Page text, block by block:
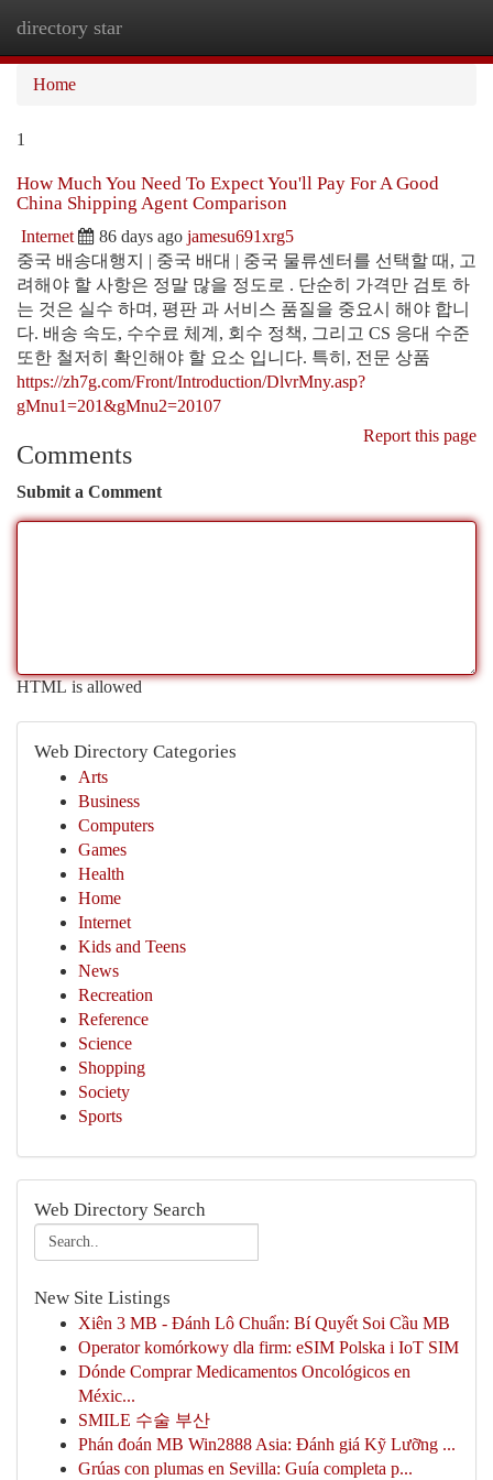
directory star
Home
1
How Much You Need To Expect You'll Pay For A Good
China Shipping Agent Comparison
Internet 86 days ago jamesu691xrg5
중국 배송대행지 | 중국 배대 | 중국 물류센터를 선택할 때, 고
려해야 할 사항은 정말 많을 정도로 . 단순히 가격만 검토 하
는 것은 실수 하며, 평판 과 서비스 품질을 중요시 해야 합니
다. 배송 속도, 수수료 체계, 회수 정책, 그리고 CS 응대 수준
또한 철저히 확인해야 할 요소 입니다. 특히, 전문 상품
https://zh7g.com/Front/Introduction/DlvrMny.asp?
gMnu1=201&gMnu2=20107
Report this page
Comments
Submit a Comment
HTML is allowed
Web Directory Categories
Arts
Business
Computers
Games
Health
Home
Internet
Kids and Teens
News
Recreation
Reference
Science
Shopping
Society
Sports
Web Directory Search
New Site Listings
Xiên 3 MB - Đánh Lô Chuẩn: Bí Quyết Soi Cầu MB
Operator komórkowy dla firm: eSIM Polska i IoT SIM
Dónde Comprar Medicamentos Oncológicos en
Méxic...
SMILE 수술 부산
Phán đoán MB Win2888 Asia: Đánh giá Kỹ Lưỡng ...
Grúas con plumas en Sevilla: Guía completa p...